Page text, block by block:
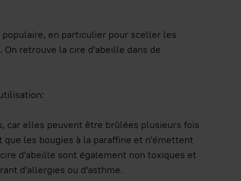
en particulier pour sceller les
retrouve la cire d'abeille dans de
car elles peuvent être brûlées plusieurs fois
les bougies à la paraffine et n'émettent
d'abeille sont également non toxiques et
d'allergies ou d'asthme.